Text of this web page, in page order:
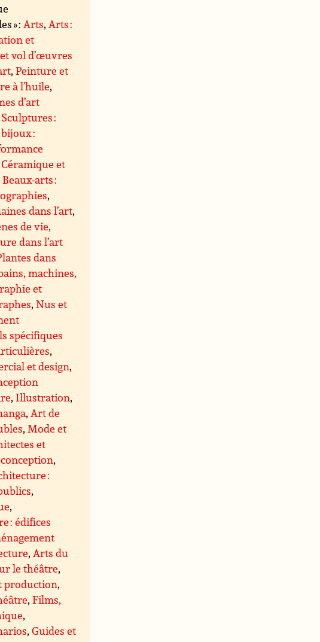
» :Arts,Arts :
et
vol d’œuvres
,Peinture et
à l’huile,
d’art
Sculptures :
:
Céramique et
Beaux-arts :
,
dans l’art,
de vie,
dans l’art
dans
machines,
et
,Nus et
spécifiques
,
et design,
, Illustration,
,Art de
,Mode et
et
,
:
,
,
: édifices
,Arts du
le théâtre,
production,
,Films,
,
,Guides et